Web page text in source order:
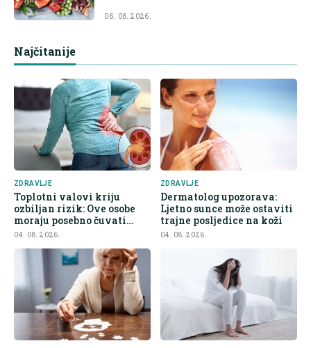
06. 08. 2026.
Najčitanije
ZDRAVLJE
Toplotni valovi kriju
ozbiljan rizik: Ove osobe
moraju posebno čuvati
bubrege
04. 08. 2026.
ZDRAVLJE
Dermatolog upozorava:
Ljetno sunce može ostaviti
trajne posljedice na koži
04. 08. 2026.